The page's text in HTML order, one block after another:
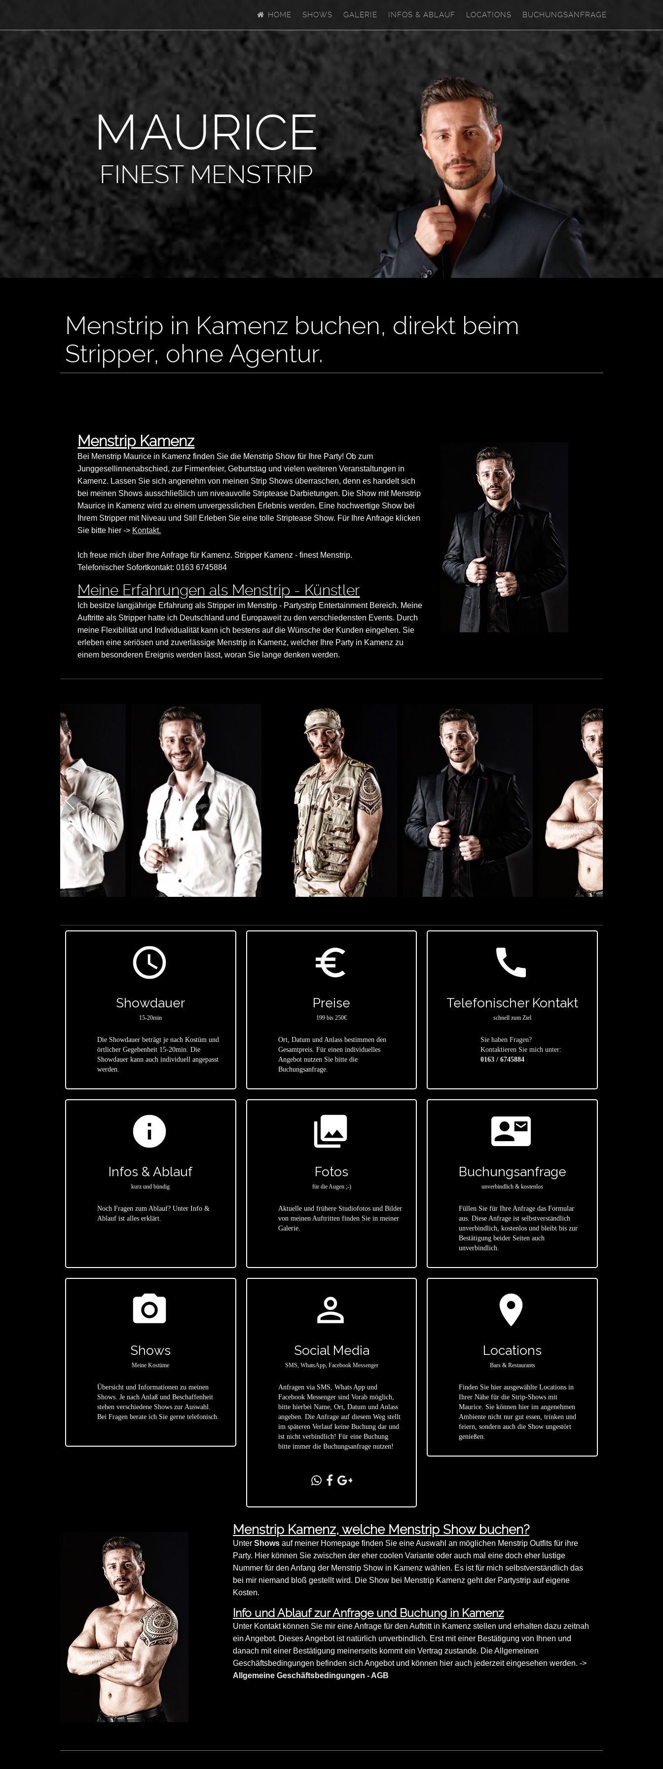
HOME SHOWS GALERIE INFOS & ABLAUF LOCATIONS BUCHUNGSANFRAGE
MAURICE
FINEST MENSTRIP
Menstrip in Kamenz buchen, direkt beim
Stripper, ohne Agentur.
Menstrip Kamenz
Bei Menstrip Maurice in Kamenz finden Sie die Menstrip Show für Ihre Party! Ob zum
Junggesellinnenabschied, zur Firmenfeier, Geburtstag und vielen weiteren Veranstaltungen in
Kamenz. Lassen Sie sich angenehm von meinen Strip Shows überraschen, denn es handelt sich
bei meinen Shows ausschließlich um niveauvolle Striptease Darbietungen. Die Show mit Menstrip
Maurice in Kamenz wird zu einem unvergesslichen Erlebnis werden. Eine hochwertige Show bei
Ihrem Stripper mit Niveau und Stil! Erleben Sie eine tolle Striptease Show. Für Ihre Anfrage klicken
Sie bitte hier -> Kontakt.
Ich freue mich über Ihre Anfrage für Kamenz. Stripper Kamenz - finest Menstrip.
Telefonischer Sofortkontakt: 0163 6745884
Meine Erfahrungen als Menstrip - Künstler
Ich besitze langjährige Erfahrung als Stripper im Menstrip - Partystrip Entertainment Bereich. Meine
Auftritte als Stripper hatte ich Deutschland und Europaweit zu den verschiedensten Events. Durch
meine Flexibilität und Individualität kann ich bestens auf die Wünsche der Kunden eingehen. Sie
erleben eine seriösen und zuverlässige Menstrip in Kamenz, welcher Ihre Party in Kamenz zu
einem besonderen Ereignis werden lässt, woran Sie lange denken werden.
access_time
Showdauer
15-20min
Die Showdauer beträgt je nach Kostüm und
örtlicher Gegebenheit 15-20min. Die
Showdauer kann auch individuell angepasst
werden.
euro_symbol
Preise
199 bis 250€
Ort, Datum und Anlass bestimmen den
Gesamtpreis. Für einen individuelles
Angebot nutzen Sie bitte die
Buchungsanfrage.
call
Telefonischer Kontakt
schnell zum Ziel
Sie haben Fragen?
Kontaktieren Sie mich unter:
0163 / 6745884
info
Infos & Ablauf
kurz und bündig
Noch Fragen zum Ablauf? Unter Info &
Ablauf ist alles erklärt.
photo_library
Fotos
für die Augen ;-)
Aktuelle und frühere Studiofotos und Bilder
von meinen Auftritten finden Sie in meiner
Galerie.
contact_mail
Buchungsanfrage
unverbindlich & kostenlos
Füllen Sie für Ihre Anfrage das Formular
aus. Diese Anfrage ist selbstverständlich
unverbindlich, kostenlos und bleibt bis zur
Bestätigung beider Seiten auch
unverbindlich.
photo_camera
Shows
Meine Kostüme
Übersicht und Informationen zu meinen
Shows. Je nach Anlaß und Beschaffenheit
stehen verschiedene Shows zur Auswahl.
Bei Fragen berate ich Sie gerne telefonisch.
person_outline
Social Media
SMS, WhatsApp, Facebook Messenger
Anfragen via SMS, Whats App und
Facebook Messenger sind Vorab möglich,
bitte hierbei Name, Ort, Datum und Anlass
angeben. Die Anfrage auf diesem Weg stellt
im späteren Verlauf keine Buchung dar und
ist nicht verbindlich! Für eine Buchung
bitte immer die Buchungsanfrage nutzen!
location_on
Locations
Bars & Restaurants
Finden Sie hier ausgewählte Locations in
Ihrer Nähe für die Strip-Shows mit
Maurice. Sie können hier im angenehmen
Ambiente nicht nur gut essen, trinken und
feiern, sondern auch die Show ungestört
genießen.
Menstrip Kamenz, welche Menstrip Show buchen?
Unter Shows auf meiner Homepage finden Sie eine Auswahl an möglichen Menstrip Outfits für ihre
Party. Hier können Sie zwischen der eher coolen Variante oder auch mal eine doch eher lustige
Nummer für den Anfang der Menstrip Show in Kamenz wählen. Es ist für mich selbstverständlich das
bei mir niemand bloß gestellt wird. Die Show bei Menstrip Kamenz geht der Partystrip auf eigene
Kosten.
Info und Ablauf zur Anfrage und Buchung in Kamenz
Unter Kontakt können Sie mir eine Anfrage für den Auftritt in Kamenz stellen und erhalten dazu zeitnah
ein Angebot. Dieses Angebot ist natürlich unverbindlich. Erst mit einer Bestätigung von Ihnen und
danach mit einer Bestätigung meinerseits kommt ein Vertrag zustande. Die Allgemeinen
Geschäftsbedingungen befinden sich Angebot und können hier auch jederzeit eingesehen werden. ->
Allgemeine Geschäftsbedingungen - AGB